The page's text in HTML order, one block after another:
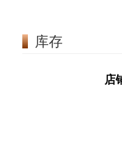
库存
店